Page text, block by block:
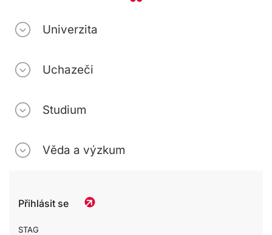
Univerzita
Uchazeči
Studium
Věda a výzkum
Přihlásit se
STAG